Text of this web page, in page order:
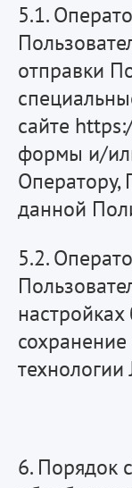
5.1.
отправки
сайте
формы и/
Оператору,
данной
5.2.
технологии
6. Порядок